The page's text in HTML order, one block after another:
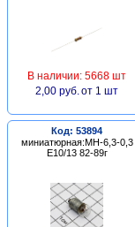
В наличии: 5668 шт
2,00 руб. от 1 шт
Код: 53894
миниатюрная:МН-6,3-0,3
Е10/13 82-89г